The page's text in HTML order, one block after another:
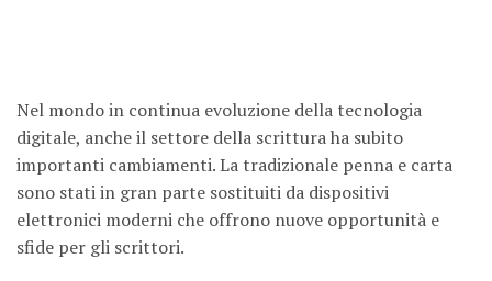
Nel mondo in continua evoluzione della tecnologia
digitale, anche il settore della scrittura ha subito
importanti cambiamenti. La tradizionale penna e carta
sono stati in gran parte sostituiti da dispositivi
elettronici moderni che offrono nuove opportunità e
sfide per gli scrittori.